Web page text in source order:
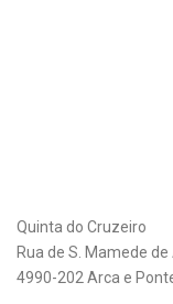
Quinta do Cruzeiro
Rua de S. Mamede
4990-202 Arca e